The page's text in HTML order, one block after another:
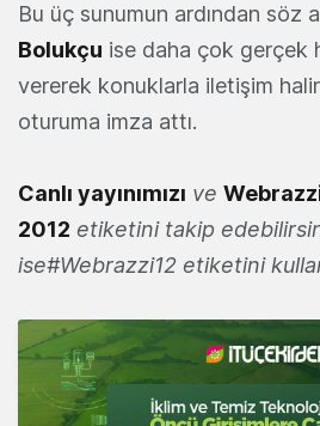
Bu üç sunumun ardından söz
Bolukçu ise daha çok gerçek
vererek konuklarla iletişim
oturuma imza attı.
Canlı yayınımızı ve
2012 etiketini takip
ise#Webrazzi12 etiketini